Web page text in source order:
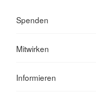
Spenden
Mitwirken
Informieren